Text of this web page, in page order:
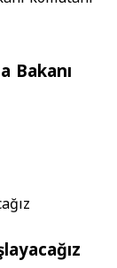
Bakanı